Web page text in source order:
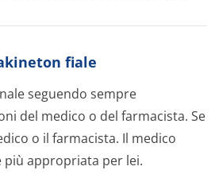
fiale
seguendo sempre
del medico o del farmacista. Se
o il farmacista. Il medico
più appropriata per lei.